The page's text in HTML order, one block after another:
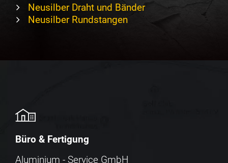
Neusilber Draht und Bänder
Neusilber Rundstangen
Büro & Fertigung
Aluminium - Service GmbH